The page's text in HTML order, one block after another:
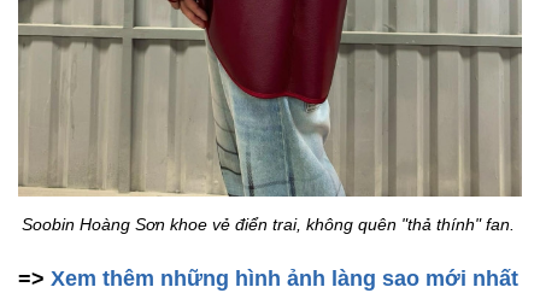
Soobin Hoàng Sơn khoe vẻ điển trai, không quên "thả thính" fan.
=> Xem thêm những hình ảnh làng sao mới nhất